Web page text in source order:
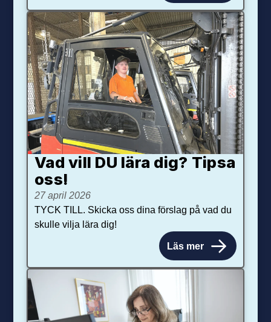
Vad vill DU lära dig? Tipsa
oss!
27 april 2026
TYCK TILL. Skicka oss dina förslag på vad du
skulle vilja lära dig!
Läs mer